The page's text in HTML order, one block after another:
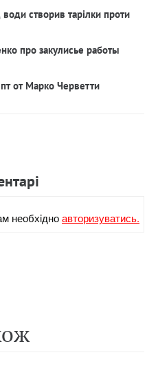
створив тарілки проти
про закулисье работы
от Марко Черветти
необхiдноавторизуватись.